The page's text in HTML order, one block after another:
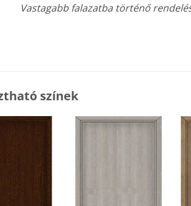
Vastagabb falazatba történő
színek